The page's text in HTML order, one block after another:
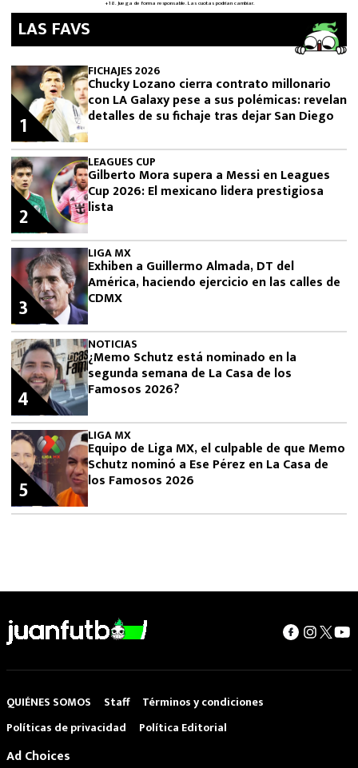
LAS FAVS
FICHAJES 2026
Chucky Lozano cierra contrato millonario
con LA Galaxy pese a sus polémicas: revelan
detalles de su fichaje tras dejar San Diego
1
LEAGUES CUP
Gilberto Mora supera a Messi en Leagues
Cup 2026: El mexicano lidera prestigiosa
lista
2
LIGA MX
Exhiben a Guillermo Almada, DT del
América, haciendo ejercicio en las calles de
CDMX
3
NOTICIAS
¿Memo Schutz está nominado en la
segunda semana de La Casa de los
Famosos 2026?
4
LIGA MX
Equipo de Liga MX, el culpable de que Memo
Schutz nominó a Ese Pérez en La Casa de
los Famosos 2026
5
QUIÉNES SOMOS Staff
Términos y condiciones
Políticas de privacidad
Política Editorial
Ad Choices